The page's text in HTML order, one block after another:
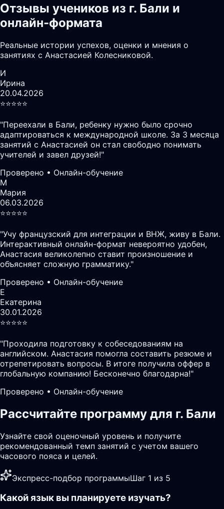
Отзывы учеников из г. Бали и
онлайн-формата
Реальные истории успехов, оценки и мнения о
занятиях с Анастасией Колесниковой.
И
Ирина
20.04.2026
⭐️⭐️⭐️⭐️⭐️
"Переехали в Бали, ребенку нужно было срочно
адаптироваться к международной школе. За 3 месяца
занятий с Анастасией он стал свободно понимать
учителей и завел друзей!"
Проверено • Онлайн-обучение
М
Мария
06.03.2026
⭐️⭐️⭐️⭐️⭐️
"Учу французский для интеграции и ВНЖ, живу в Бали.
Интерактивный онлайн-формат невероятно удобен,
Анастасия великолепно ставит произношение и
объясняет сложную грамматику."
Проверено • Онлайн-обучение
Е
Екатерина
30.01.2026
⭐️⭐️⭐️⭐️⭐️
"Проходила подготовку к собеседованиям на
английском. Анастасия помогла составить резюме и
отрепетировать вопросы. В итоге получила оффер в
глобальную компанию! Бесконечно благодарна!"
Проверено • Онлайн-обучение
Рассчитайте программу для г. Бали
Узнайте свой оценочный уровень и получите
рекомендованный темп занятий с учетом вашего
часового пояса и целей.
Экспресс-подбор программыШаг 1 из 5
Какой язык вы планируете изучать?